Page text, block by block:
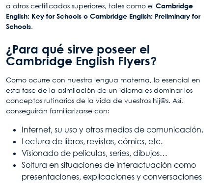
a otros certificados superiores, tales como el Cambridge
English: Key for Schools o Cambridge English: Preliminary for
Schools.
¿Para qué sirve poseer el
Cambridge English Flyers?
Como ocurre con nuestra lengua materna, lo esencial en
esta fase de la asimilación de un idioma es dominar los
conceptos rutinarios de la vida de vuestros hij@s. Así,
conseguirán familiarizarse con:
Internet, su uso y otros medios de comunicación.
Lectura de libros, revistas, cómics, etc.
Visionado de películas, series, dibujos…
Soltura en situaciones de interactuación como
presentaciones, explicaciones y conversaciones